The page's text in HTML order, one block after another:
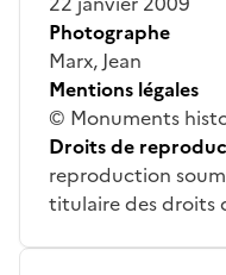
Photographe
Marx, Jean
Mentions légales
© Monuments
Droits de
reproduction
titulaire des droits